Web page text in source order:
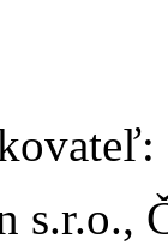
s.r.o.,